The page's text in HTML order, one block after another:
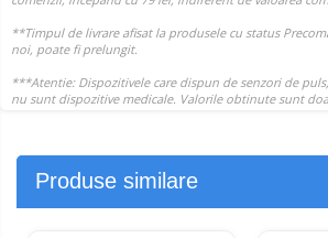
Produse similare